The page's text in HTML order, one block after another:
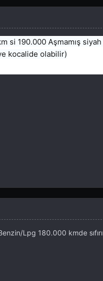
si 190.000 Aşmamış
kocalide olabilir)
Lpg 180.000 kmde